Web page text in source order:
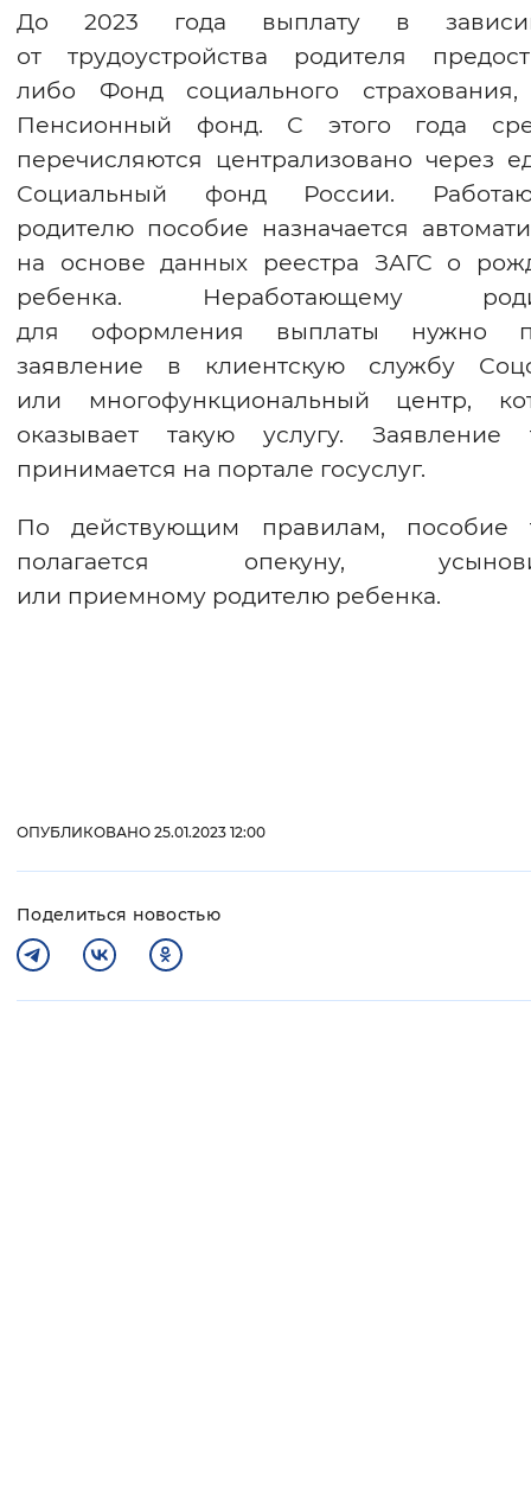
До 2023 года выплату в
от трудоустройства родителя
либо Фонд социального
Пенсионный фонд. С этого года
перечисляются централизовано через
Социальный фонд России.
родителю пособие назначается
на основе данных реестра ЗАГС о
ребенка. Неработающему
для оформления выплаты нужно
заявление в клиентскую службу
или многофункциональный центр,
оказывает такую услугу. Заявление
принимается на портале госуслуг.
По действующим правилам, пособие
полагается опекуну,
или приемному родителю ребенка.
ОПУБЛИКОВАНО 25.01.2023 12:00
Поделиться новостью